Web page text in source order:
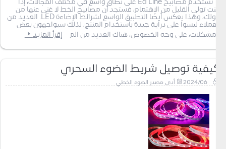
تُستخدم مصابيح Ed Line على نطاق واسع في مختلف المجالات، إذا
كنت تولي القليل من الاهتمام، فستجد أن مصابيح الخط لا غنى عنها من
حولك، وهذا يعكس أيضًا التطبيق الواسع لشرائط الإضاءة LED. العديد من
العملاء ليسوا على دراية جيدة باستخدام المنتج، لذلك سيواجهون بعض
المشكلات، على وجه الخصوص، هناك العديد من الم
إقرأ المزيد
كيفية توصيل شريط الضوء السحري
2024/06 أدى مصدر الضوء الخطي